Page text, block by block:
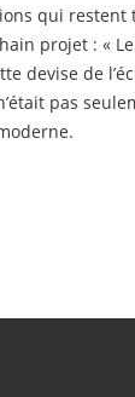
qui restent
projet : «
devise de
pas